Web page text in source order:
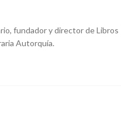
fundador y director de Libros
Autorquía.